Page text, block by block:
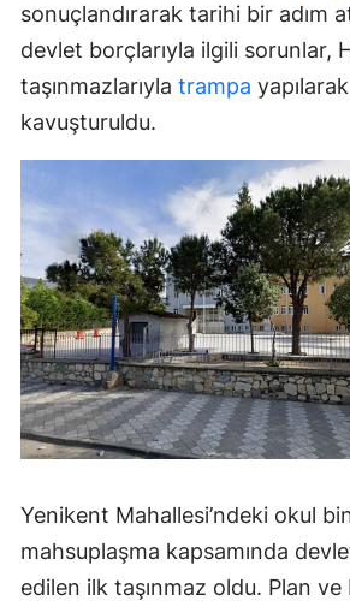
sonuçlandırarak tarihi bir adım
devlet borçlarıyla ilgili sorunlar,
taşınmazlarıyla trampa
kavuşturuldu.
Yenikent Mahallesi’ndeki okul
mahsuplaşma kapsamında
edilen ilk taşınmaz oldu. Plan ve